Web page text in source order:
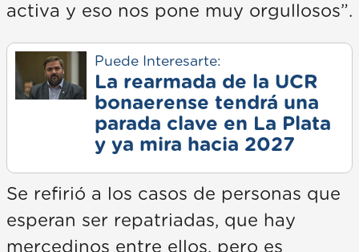
activa y eso nos pone muy orgullosos”.
Puede Interesarte:
La rearmada de la UCR
bonaerense tendrá una
parada clave en La Plata
y ya mira hacia 2027
Se refirió a los casos de personas que
esperan ser repatriadas, que hay
mercedinos entre ellos, pero es